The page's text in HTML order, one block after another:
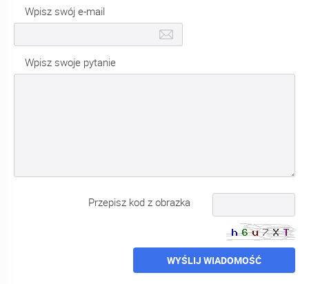
Wpisz swój e-mail
Wpisz swoje pytanie
Przepisz kod z obrazka
WYŚLIJ WIADOMOŚĆ